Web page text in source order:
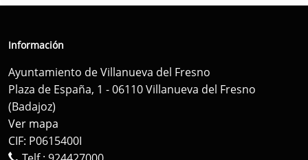
Información
Ayuntamiento de Villanueva del Fresno
Plaza de España, 1 - 06110 Villanueva del Fresno
(Badajoz)
Ver mapa
CIF: P0615400I